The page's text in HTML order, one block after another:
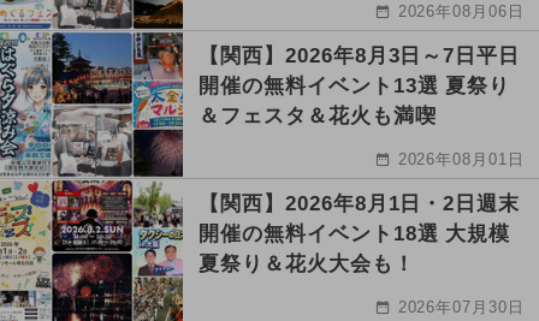
2026年08月06日
【関西】2026年8月3日～7日平日
開催の無料イベント13選 夏祭り
＆フェスタ＆花火も満喫
2026年08月01日
【関西】2026年8月1日・2日週末
開催の無料イベント18選 大規模
夏祭り＆花火大会も！
2026年07月30日